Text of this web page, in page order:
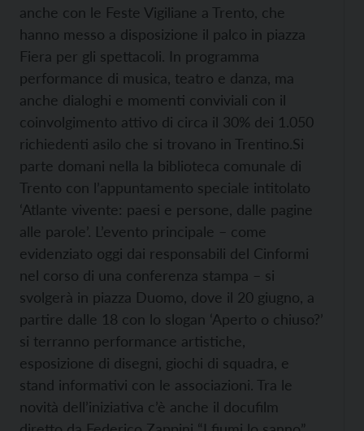
anche con le Feste Vigiliane a Trento, che
hanno messo a disposizione il palco in piazza
Fiera per gli spettacoli. In programma
performance di musica, teatro e danza, ma
anche dialoghi e momenti conviviali con il
coinvolgimento attivo di circa il 30% dei 1.050
richiedenti asilo che si trovano in Trentino.Si
parte domani nella la biblioteca comunale di
Trento con l’appuntamento speciale intitolato
‘Atlante vivente: paesi e persone, dalle pagine
alle parole’. L’evento principale – come
evidenziato oggi dai responsabili del Cinformi
nel corso di una conferenza stampa – si
svolgerà in piazza Duomo, dove il 20 giugno, a
partire dalle 18 con lo slogan ‘Aperto o chiuso?’
si terranno performance artistiche,
esposizione di disegni, giochi di squadra, e
stand informativi con le associazioni. Tra le
novità dell’iniziativa c’è anche il docufilm